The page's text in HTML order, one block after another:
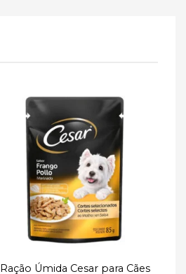
Adicionar
à lista de
desejos
Ração Úmida Cesar para Cães